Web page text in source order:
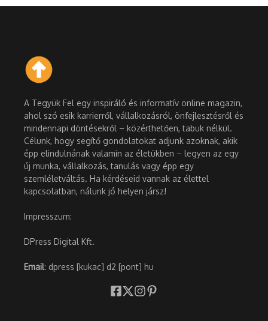
A Tegyük Fel egy inspiráló és informatív online magazin,
ahol szó esik karrierről, vállalkozásról, önfejlesztésről és
mindennapi döntésekről – közérthetően, tabuk nélkül.
Célunk, hogy segítő gondolatokat adjunk azoknak, akik
épp elindulnának valamin az életükben – legyen az egy
új munka, vállalkozás, tanulás vagy épp egy
szemléletváltás. Ha kérdéseid vannak az élettel
kapcsolatban, nálunk jó helyen jársz!
Impresszum:
DPress Digital Kft.
Email: dpress [kukac] d2 [pont] hu